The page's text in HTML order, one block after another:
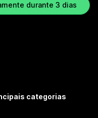
durante 3 dias
categorias